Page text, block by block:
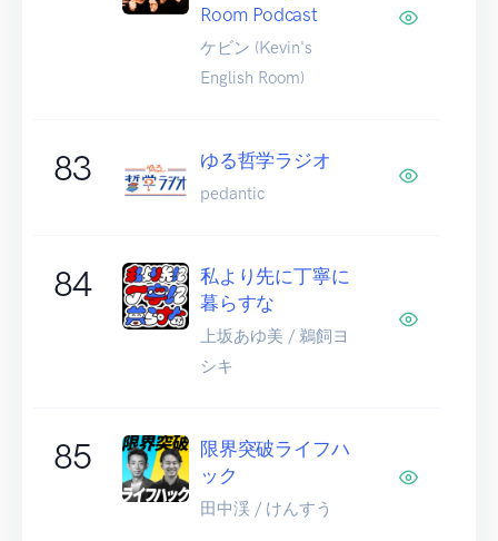
Room Podcast
ケビン (Kevin's
English Room)
83 ゆる哲学ラジオ
pedantic
84
私より先に丁寧に
暮らすな
上坂あゆ美 / 鵜飼ヨ
シキ
85
限界突破ライフハ
ック
田中渓 / けんすう